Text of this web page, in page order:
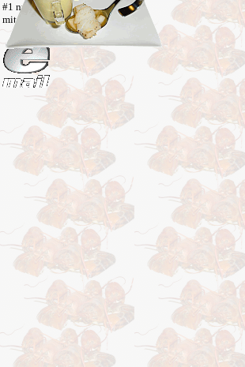
#1 nur mit CSS 2.0-Browsern
mit PNG-Unterstützung